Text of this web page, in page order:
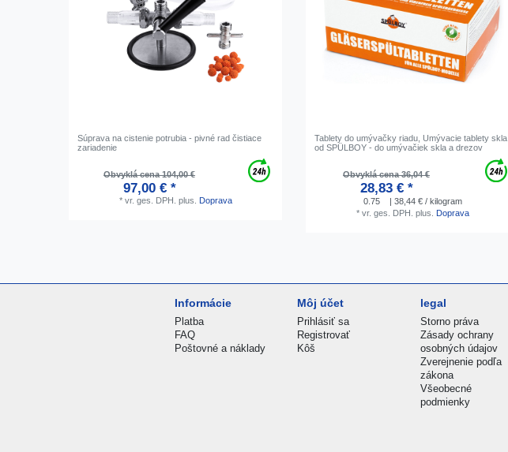
Súprava na cistenie potrubia - pivné rad čistiace
zariadenie
Obvyklá cena 104,00 €
97,00 € *
* vr. ges. DPH. plus. Doprava
Tablety do umývačky riadu, Umývacie tablety skla
od SPÜLBOY - do umývačiek skla a drezov
Obvyklá cena 36,04 €
28,83 € *
0.75
| 38,44 € / kilogram
* vr. ges. DPH. plus. Doprava
Informácie
Platba
FAQ
Poštovné a náklady
Môj účet
Prihlásiť sa
Registrovať
Kôš
legal
Storno práva
Zásady ochrany
osobných údajov
Zverejnenie podľa
zákona
Všeobecné
podmienky